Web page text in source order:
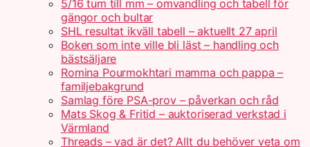
5/16 tum till mm – omvandling och tabell för
gängor och bultar
SHL resultat ikväll tabell – aktuellt 27 april
Boken som inte ville bli läst – handling och
bästsäljare
Romina Pourmokhtari mamma och pappa –
familjebakgrund
Samlag före PSA-prov – påverkan och råd
Mats Skog & Fritid – auktoriserad verkstad i
Värmland
Threads – vad är det? Allt du behöver veta om